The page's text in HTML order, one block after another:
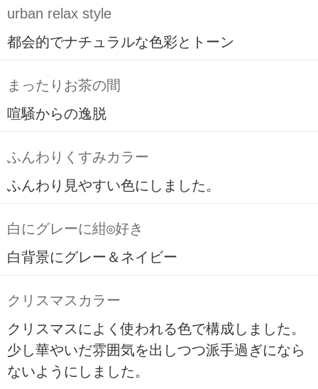
urban relax style
都会的でナチュラルな色彩とトーン
まったりお茶の間
喧騒からの逸脱
ふんわりくすみカラー
ふんわり見やすい色にしました。
白にグレーに紺◎好き
白背景にグレー＆ネイビー
クリスマスカラー
クリスマスによく使われる色で構成しました。
少し華やいだ雰囲気を出しつつ派手過ぎになら
ないようにしました。